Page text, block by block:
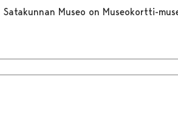
Satakunnan Museo on Museokortti-